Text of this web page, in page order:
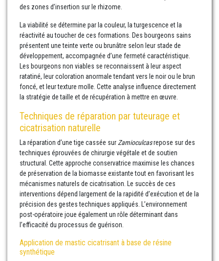
des zones d’insertion sur le rhizome.
La viabilité se détermine par la couleur, la turgescence et la
réactivité au toucher de ces formations. Des bourgeons sains
présentent une teinte verte ou brunâtre selon leur stade de
développement, accompagnée d’une fermeté caractéristique.
Les bourgeons non viables se reconnaissent à leur aspect
ratatiné, leur coloration anormale tendant vers le noir ou le brun
foncé, et leur texture molle. Cette analyse influence directement
la stratégie de taille et de récupération à mettre en œuvre.
Techniques de réparation par tuteurage et
cicatrisation naturelle
La réparation d’une tige cassée surZamioculcasrepose sur des
techniques éprouvées de chirurgie végétale et de soutien
structural. Cette approche conservatrice maximise les chances
de préservation de la biomasse existante tout en favorisant les
mécanismes naturels de cicatrisation. Le succès de ces
interventions dépend largement de la rapidité d’exécution et de la
précision des gestes techniques appliqués. L’environnement
post-opératoire joue également un rôle déterminant dans
l’efficacité du processus de guérison.
Application de mastic cicatrisant à base de résine
synthétique